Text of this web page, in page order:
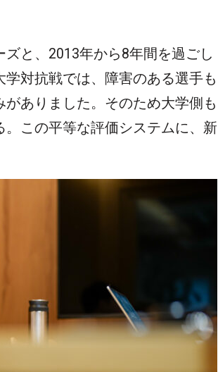
と、2013年から8年間を過ごし
対抗戦では、障害のある選手も
ありました。そのため大学側も
この平等な評価システムに、新